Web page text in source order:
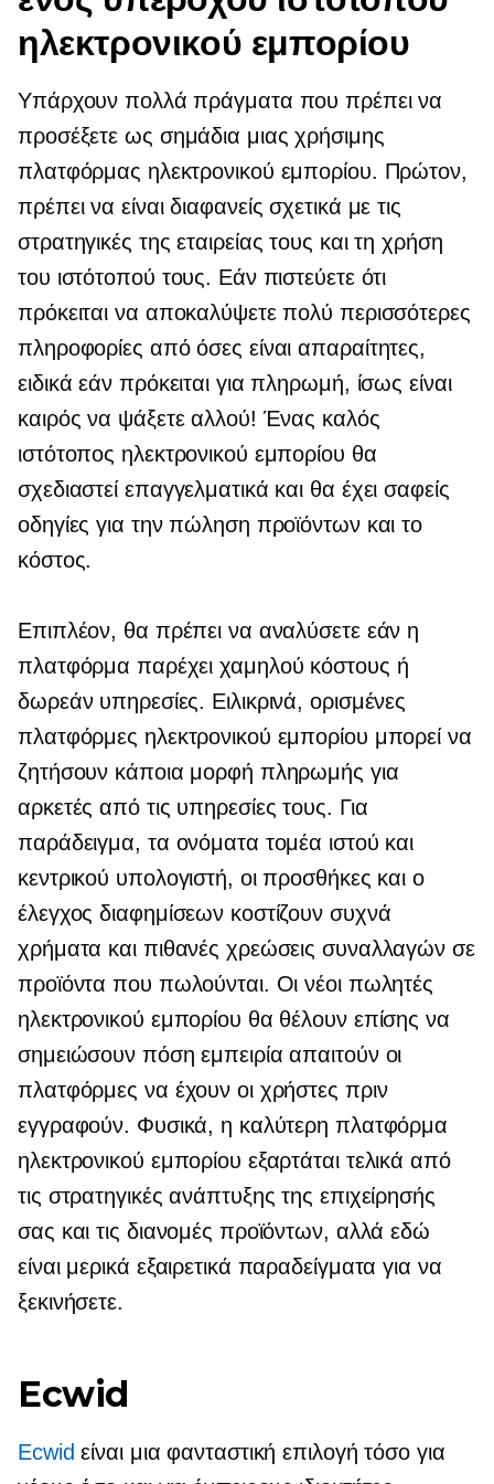
ηλεκτρονικού εμπορίου
Υπάρχουν πολλά πράγματα που πρέπει να
προσέξετε ως σημάδια μιας χρήσιμης
πλατφόρμας ηλεκτρονικού εμπορίου. Πρώτον,
πρέπει να είναι διαφανείς σχετικά με τις
στρατηγικές της εταιρείας τους και τη χρήση
του ιστότοπού τους. Εάν πιστεύετε ότι
πρόκειται να αποκαλύψετε πολύ περισσότερες
πληροφορίες από όσες είναι απαραίτητες,
ειδικά εάν πρόκειται για πληρωμή, ίσως είναι
καιρός να ψάξετε αλλού! Ένας καλός
ιστότοπος ηλεκτρονικού εμπορίου θα
σχεδιαστεί επαγγελματικά και θα έχει σαφείς
οδηγίες για την πώληση προϊόντων και το
κόστος.
Επιπλέον, θα πρέπει να αναλύσετε εάν η
πλατφόρμα παρέχειχαμηλού κόστους ή
δωρεάν υπηρεσίες. Ειλικρινά, ορισμένες
πλατφόρμες ηλεκτρονικού εμπορίου μπορεί να
ζητήσουν κάποια μορφή πληρωμής για
αρκετές από τις υπηρεσίες τους. Για
παράδειγμα, τα ονόματα τομέα ιστού και
κεντρικού υπολογιστή, οι προσθήκες και ο
έλεγχος διαφημίσεων κοστίζουν συχνά
χρήματα και πιθανές χρεώσεις συναλλαγών σε
προϊόντα που πωλούνται. Οι νέοι πωλητές
ηλεκτρονικού εμπορίου θα θέλουν επίσης να
σημειώσουν πόση εμπειρία απαιτούν οι
πλατφόρμες να έχουν οι χρήστες πριν
εγγραφούν. Φυσικά, η καλύτερη πλατφόρμα
ηλεκτρονικού εμπορίου εξαρτάται τελικά από
τις στρατηγικές ανάπτυξης της επιχείρησής
σας και τις διανομές προϊόντων, αλλά εδώ
είναι μερικά εξαιρετικά παραδείγματα για να
ξεκινήσετε.
Ecwid
Ecwid είναι μια φανταστική επιλογή τόσο για